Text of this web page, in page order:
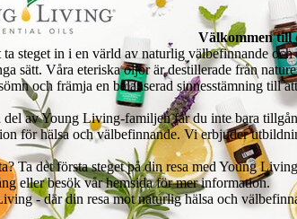
Välkommen till
ta steget in i en värld av naturlig välbefinnande
sätt. Våra eteriska oljor är destillerade från
och främja en balanserad sinnesstämning till
av Young Living-familjen får du inte bara
för hälsa och välbefinnande. Vi erbjuder
Ta det första steget på din resa med Young
eller besök vår hemsida för mer information.
- där din resa mot naturlig hälsa och